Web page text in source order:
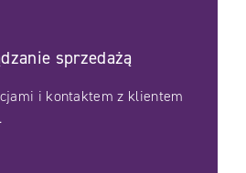
sprzedażą
i kontaktem z klientem